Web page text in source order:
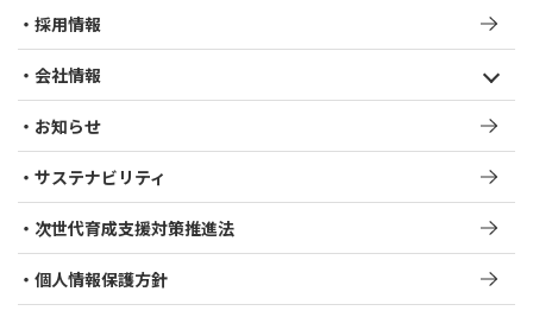
採用情報
会社情報
お知らせ
サステナビリティ
次世代育成支援対策推進法​
個人情報保護方針